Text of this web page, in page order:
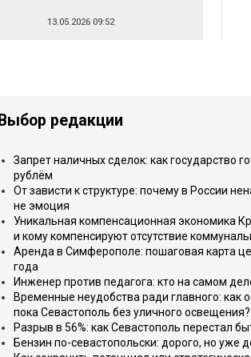
13.05.2026 09:52
Выбор редакции
Запрет наличных сделок: как государство
рублём
От зависти к структуре: почему в России
не эмоция
Уникальная компенсационная экономика
и кому компенсируют отсутствие
Аренда в Симферополе: пошаговая карта
года
Инженер против педагога: кто на самом
Временные неудобства ради главного: как
пока Севастополь без уличного освещения?
Разрыв в 56%: как Севастополь перестал
Бензин по-севастопольски: дорого, но уже